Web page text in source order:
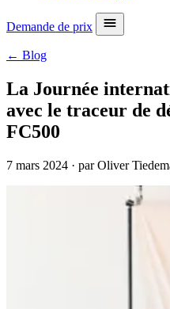
Demande de prix
← Blog
La Journée
avec le traceur de
FC500
7 mars 2024 · par Oliver